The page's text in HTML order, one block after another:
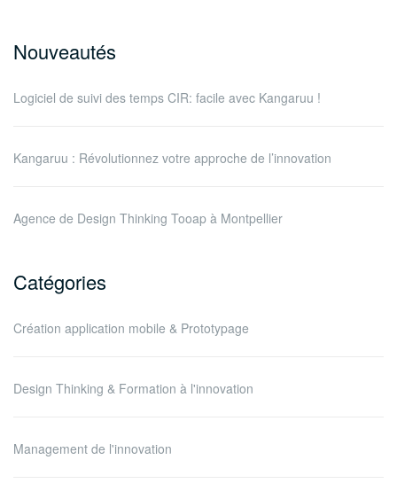
Nouveautés
Logiciel de suivi des temps CIR: facile avec Kangaruu !
Kangaruu : Révolutionnez votre approche de l’innovation
Agence de Design Thinking Tooap à Montpellier
Catégories
Création application mobile & Prototypage
Design Thinking & Formation à l'innovation
Management de l'innovation